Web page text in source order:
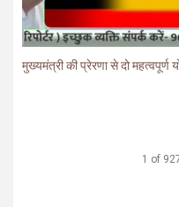
मुख्यमंत्री की प्रेरणा से दो
1 of